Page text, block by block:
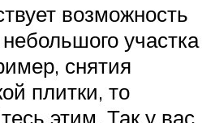
возможность
участка
снятия
плитки, то
этим. Так у вас